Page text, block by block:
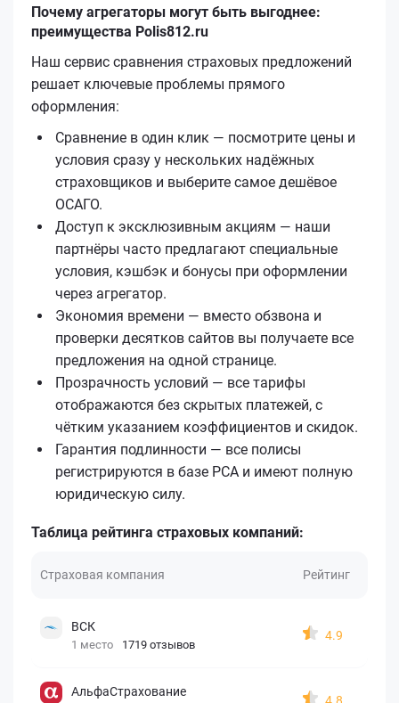
Почему агрегаторы могут быть выгоднее:
преимущества Polis812.ru
Наш сервис сравнения страховых предложений
решает ключевые проблемы прямого
оформления:
Сравнение в один клик — посмотрите цены и
условия сразу у нескольких надёжных
страховщиков и выберите самое дешёвое
ОСАГО.
Доступ к эксклюзивным акциям — наши
партнёры часто предлагают специальные
условия, кэшбэк и бонусы при оформлении
через агрегатор.
Экономия времени — вместо обзвона и
проверки десятков сайтов вы получаете все
предложения на одной странице.
Прозрачность условий — все тарифы
отображаются без скрытых платежей, с
чётким указанием коэффициентов и скидок.
Гарантия подлинности — все полисы
регистрируются в базе РСА и имеют полную
юридическую силу.
Таблица рейтинга страховых компаний:
Страховая компания Рейтинг
ВСК
1 место 1719 отзывов
4.9
АльфаСтрахование
4.8